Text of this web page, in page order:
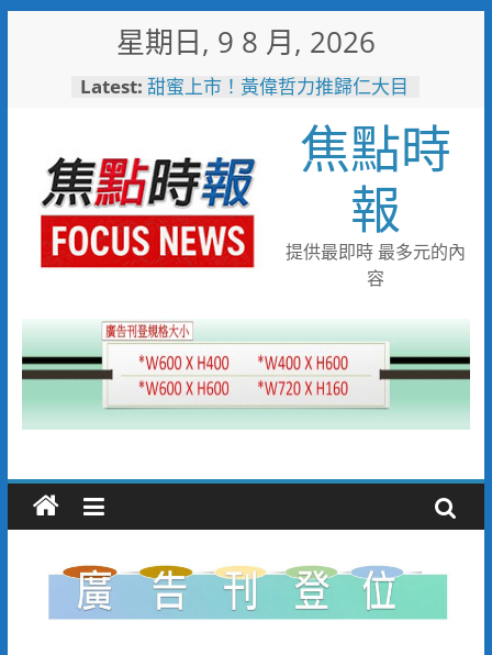
星期日, 9 8 月, 2026
Latest: 水墨個展
釋迦，邀全民體驗採果樂兼做公
益
臺鐵高雄機廠變身全台最大免費
樂園 陳其邁:保存百年產業記
憶！
「火車醫院」變身親子天堂！高
雄親子遊樂園開幕首日人潮爆棚
「高雄親子樂園」爆紅！全臺最
輕軌更突破4,000人次
焦點時
報
提供最即時 最多元的內
容